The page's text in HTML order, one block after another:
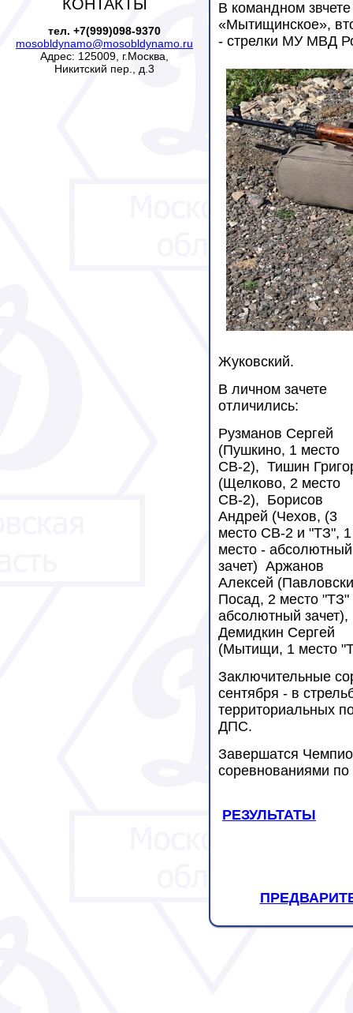
КОНТАКТЫ
тел. +7(999)098-9370
mosobldynamo@mosobldynamo.ru
Адрес: 125009, г.Москва,
Никитский пер., д.3
В командном
«Мытищинское»,
- стрелки МУ МВД
Жуковский.
В личном зачете
отличились:
Рузманов Сергей
(Пушкино, 1 место
СВ-2), Тишин
(Щелково, 2 место
СВ-2), Борисов
Андрей (Чехов, (3
место СВ-2 и "ТЗ", 1
место - абсолютный
зачет) Аржанов
Алексей
Посад, 2 место "ТЗ"
абсолютный зачет),
Демидкин Сергей
(Мытищи, 1 место
Заключительные
сентября - в
территориальных
ДПС.
Завершатся
соревнованиями по
РЕЗУЛЬТАТЫ